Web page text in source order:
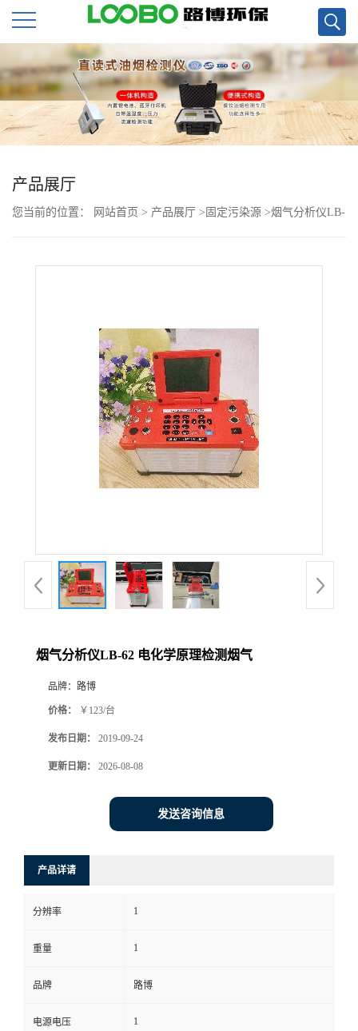
公
司
首
页
公
品
厅
系
方
式
在
产品展厅
您当前的位置： 网站首页 > 产品展厅 > 固定污染源 >烟气分析仪LB-
烟气分析仪LB-62 电化学原理检测烟气
品牌： 路博
价格： ￥123/台
发布日期： 2019-09-24
更新日期： 2026-08-08
发送咨询信息
产品详请
分辨率 1
重量 1
品牌 路博
电源电压 1